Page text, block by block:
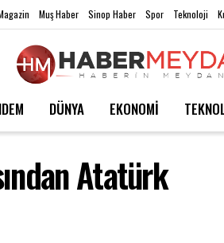
Muş Haber Sinop Haber Spor Teknoloji
DÜNYA EKONOMİ
Atatürk